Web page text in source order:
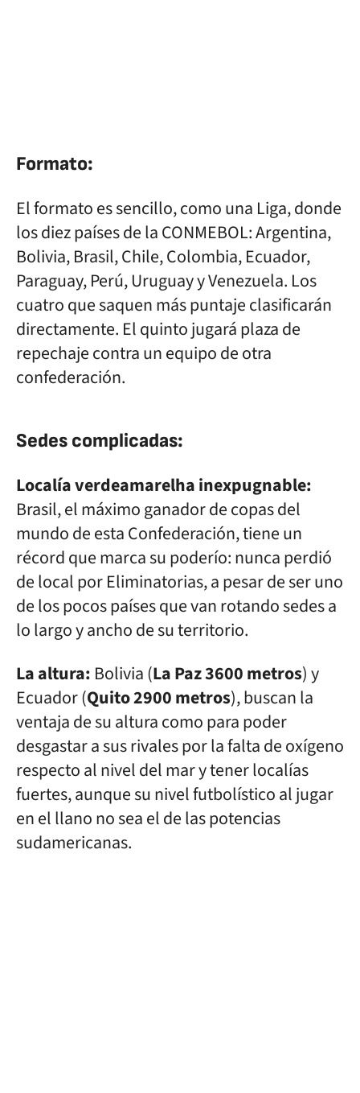
Formato:
El formato es sencillo, como una Liga, donde
los diez países de la CONMEBOL: Argentina,
Bolivia, Brasil, Chile, Colombia, Ecuador,
Paraguay, Perú, Uruguay y Venezuela. Los
cuatro que saquen más puntaje clasificarán
directamente. El quinto jugará plaza de
repechaje contra un equipo de otra
confederación.
Sedes complicadas:
Localía verdeamarelha inexpugnable:
Brasil, el máximo ganador de copas del
mundo de esta Confederación, tiene un
récord que marca su poderío: nunca perdió
de local por Eliminatorias, a pesar de ser uno
de los pocos países que van rotando sedes a
lo largo y ancho de su territorio.
La altura: Bolivia (La Paz 3600 metros) y
Ecuador (Quito 2900 metros), buscan la
ventaja de su altura como para poder
desgastar a sus rivales por la falta de oxígeno
respecto al nivel del mar y tener localías
fuertes, aunque su nivel futbolístico al jugar
en el llano no sea el de las potencias
sudamericanas.